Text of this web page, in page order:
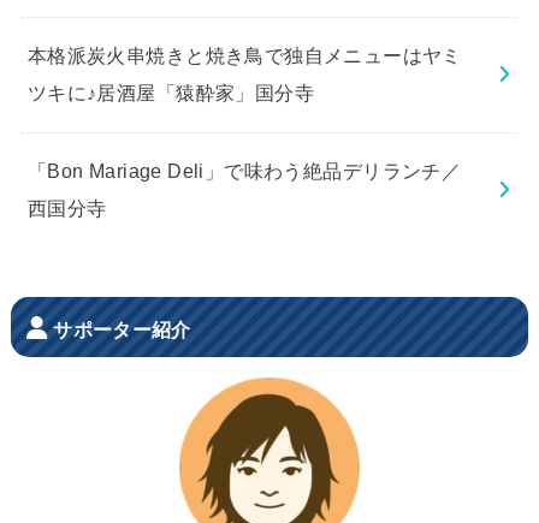
本格派炭火串焼きと焼き鳥で独自メニューはヤミ
ツキに♪居酒屋「猿酔家」国分寺
「Bon Mariage Deli」で味わう絶品デリランチ／
西国分寺
サポーター紹介